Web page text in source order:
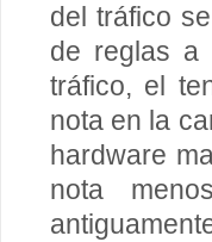
del tráfico
de reglas a
tráfico, el
nota en la
hardware
nota